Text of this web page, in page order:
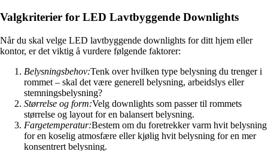
Valgkriterier for LED Lavtbyggende Downlights
Når du skal velge LED lavtbyggende downlights for ditt hjem eller
kontor, er det viktig å vurdere følgende faktorer:
Belysningsbehov:Tenk over hvilken type belysning du trenger i
rommet – skal det være generell belysning, arbeidslys eller
stemningsbelysning?
Størrelse og form:Velg downlights som passer til rommets
størrelse og layout for en balansert belysning.
Fargetemperatur:Bestem om du foretrekker varm hvit belysning
for en koselig atmosfære eller kjølig hvit belysning for en mer
konsentrert belysning.